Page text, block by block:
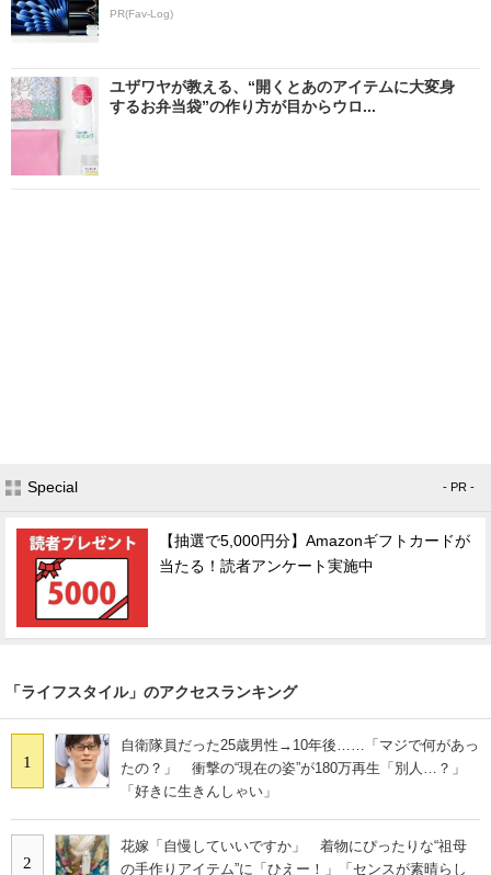
PR(Fav-Log)
ユザワヤが教える、“開くとあのアイテムに大変身
するお弁当袋”の作り方が目からウロ...
Special - PR -
【抽選で5,000円分】Amazonギフトカードが
当たる！読者アンケート実施中
「ライフスタイル」のアクセスランキング
1
自衛隊員だった25歳男性→10年後……「マジで何があっ
たの？」 衝撃の“現在の姿”が180万再生「別人…？」
「好きに生きんしゃい」
2
花嫁「自慢していいですか」 着物にぴったりな“祖母
の手作りアイテム”に「ひえー！」「センスが素晴らし